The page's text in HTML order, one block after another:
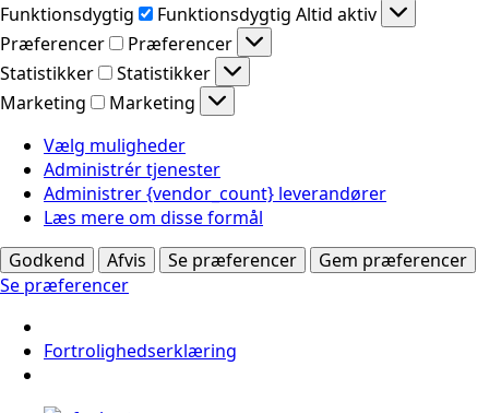
Funktionsdygtig
Funktionsdygtig Altid aktiv
Præferencer
Præferencer
Statistikker
Statistikker
Marketing
Marketing
Vælg muligheder
Administrér tjenester
Administrer {vendor_count} leverandører
Læs mere om disse formål
Godkend
Afvis Se præferencer
Gem præferencer
Se præferencer
Fortrolighedserklæring